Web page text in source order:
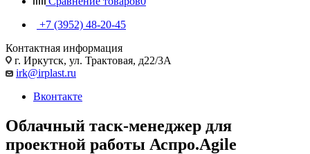
+7 (3952) 48-20-45
Контактная информация
г. Иркутск, ул. Трактовая, д22/3А
irk@irplast.ru
Вконтакте
Облачный таск-менеджер для
проектной работы Аспро.Agile